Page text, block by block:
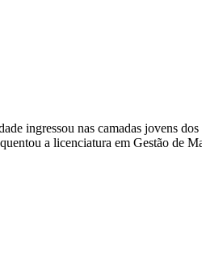
ingressou nas camadas jovens
a licenciatura em Gestão de